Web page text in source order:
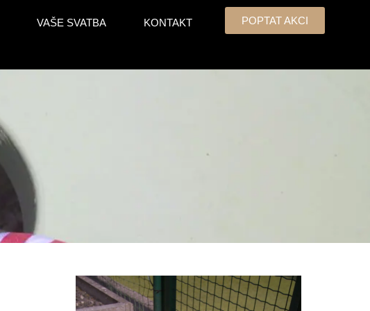
VAŠE SVATBA KONTAKT POPTAT AKCI